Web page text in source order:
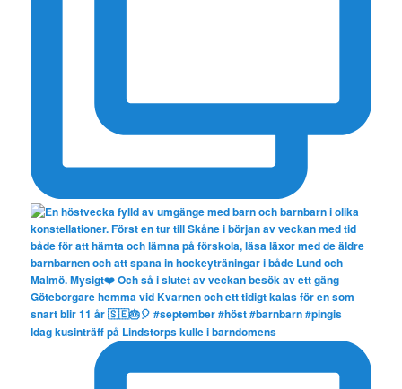
Idag kusinträff på Lindstorps kulle i barndomens